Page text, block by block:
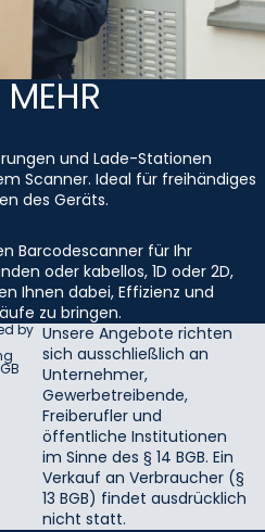
und Lade-Stationen
Scanner. Ideal für freihändiges
des Geräts.
Barcodescanner für Ihr
oder kabellos, 1D oder 2D,
Ihnen dabei, Effizienz und
zu bringen.
by Unsere Angebote richten
sich ausschließlich an
Unternehmer,
Gewerbetreibende,
Freiberufler und
öffentliche Institutionen
im Sinne des § 14 BGB. Ein
Verkauf an Verbraucher (§
13 BGB) findet ausdrücklich
nicht statt.